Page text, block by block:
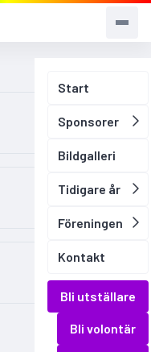
Start
Sponsorer
Bildgalleri
Tidigare år
Föreningen
Kontakt
Bli utställare
Bli volontär